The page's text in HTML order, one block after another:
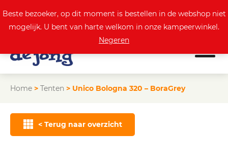
Actuele aanbod
Home > Tenten > Unico Bologna 320 – BoraGrey
< Terug naar overzicht
Beste bezoeker, op dit moment is bestellen in de webshop niet
mogelijk. U bent van harte welkom in onze kampeerwinkel.
Negeren